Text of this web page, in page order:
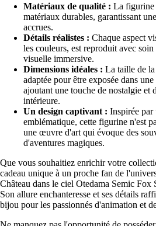
Matériaux de qualité : La figurine
matériaux durables, garantissant
accrues.
Détails réalistes : Chaque aspect
les couleurs, est reproduit avec
visuelle immersive.
Dimensions idéales : La taille de
adaptée pour être exposée dans
ajoutant une touche de nostalgie et
intérieure.
Un design captivant : Inspirée par
emblématique, cette figurine n'est
une œuvre d'art qui évoque des
d'aventures magiques.
Que vous souhaitiez enrichir votre
cadeau unique à un proche fan de
Château dans le ciel Otedama Semic
Son allure enchanteresse et ses détails
bijou pour les passionnés d'animation et